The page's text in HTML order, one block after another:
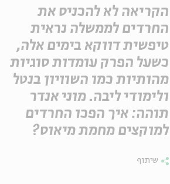
הקריאה לא להכניס את
החרדים לממשלה נראית
טיפשית דווקא בימים אלה,
כשעל הפרק עומדות סוגיות
מהותיות כמו השוויון בנטל
ולימודי ליבה. מוני אנדר
תוהה: איך הפכו החרדים
למוקצים מחמת מיאוס?
שיתוף